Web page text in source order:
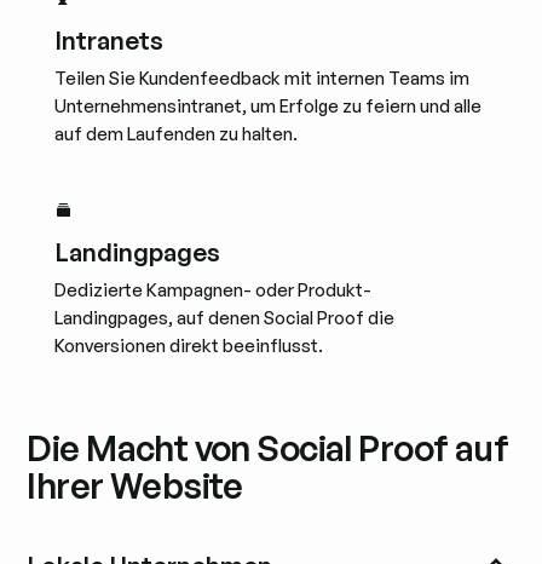
Intranets
Teilen Sie Kundenfeedback mit internen Teams im
Unternehmensintranet, um Erfolge zu feiern und alle
auf dem Laufenden zu halten.
Landingpages
Dedizierte Kampagnen- oder Produkt-
Landingpages, auf denen Social Proof die
Konversionen direkt beeinflusst.
Die Macht von Social Proof auf
Ihrer Website